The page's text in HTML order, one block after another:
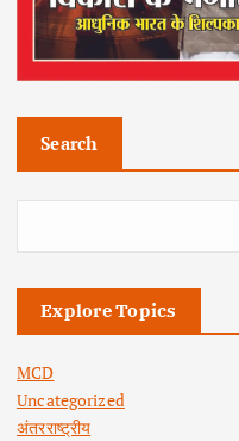
Search
Explore Topics
MCD
Uncategorized
अंतरराष्ट्रीय